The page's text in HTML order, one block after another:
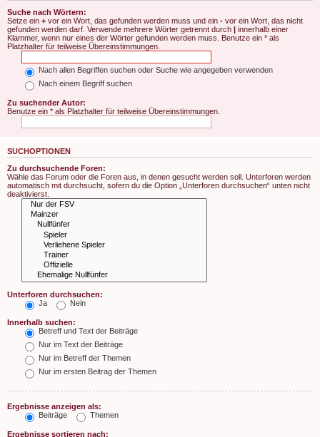
Suche nach Wörtern:
Setze ein + vor ein Wort, das gefunden werden muss und ein - vor ein Wort, das nicht
gefunden werden darf. Verwende mehrere Wörter getrennt durch | innerhalb einer
Klammer, wenn nur eines der Wörter gefunden werden muss. Benutze ein * als
Platzhalter für teilweise Übereinstimmungen.
Nach allen Begriffen suchen oder Suche wie angegeben verwenden
Nach einem Begriff suchen
Zu suchender Autor:
Benutze ein * als Platzhalter für teilweise Übereinstimmungen.
SUCHOPTIONEN
Zu durchsuchende Foren:
Wähle das Forum oder die Foren aus, in denen gesucht werden soll. Unterforen werden
automatisch mit durchsucht, sofern du die Option „Unterforen durchsuchen“ unten nicht
deaktivierst.
Unterforen durchsuchen:
Ja
Nein
Innerhalb suchen:
Betreff und Text der Beiträge
Nur im Text der Beiträge
Nur im Betreff der Themen
Nur im ersten Beitrag der Themen
Ergebnisse anzeigen als:
Beiträge
Themen
Ergebnisse sortieren nach: